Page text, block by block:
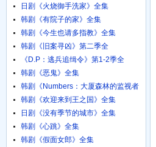
日剧《火烧御手洗家》全集
韩剧《有院子的家》全集
韩剧《今生也请多指教》全集
韩剧《旧案寻凶》第二季全
《D.P：逃兵追缉令》第1-2季全
韩剧《恶鬼》全集
韩剧《Numbers：大厦森林的监视者
们》全集
韩剧《欢迎来到王之国》全集
日剧《没有季节的城市》全集
韩剧《心跳》全集
韩剧《假面女郎》全集